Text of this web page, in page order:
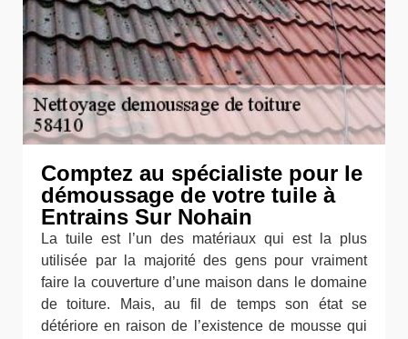
Comptez au spécialiste pour le
démoussage de votre tuile à
Entrains Sur Nohain
La tuile est l’un des matériaux qui est la plus
utilisée par la majorité des gens pour vraiment
faire la couverture d’une maison dans le domaine
de toiture. Mais, au fil de temps son état se
détériore en raison de l’existence de mousse qui